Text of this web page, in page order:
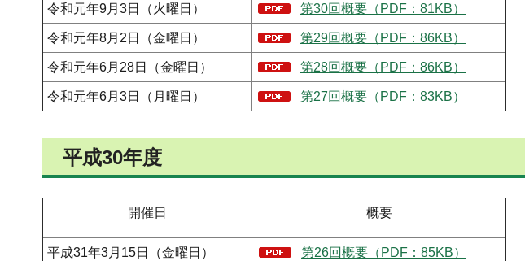
令和元年9月3日（火曜日） 第30回概要（PDF：81KB）
令和元年8月2日（金曜日） 第29回概要（PDF：86KB）
令和元年6月28日（金曜日） 第28回概要（PDF：86KB）
令和元年6月3日（月曜日） 第27回概要（PDF：83KB）
平成30年度
開催日 概要
平成31年3月15日（金曜日） 第26回概要（PDF：85KB）